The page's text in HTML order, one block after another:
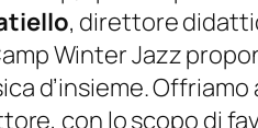
, direttore
Winter Jazz
d’insieme.
con lo scopo di